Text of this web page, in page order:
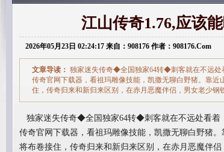
江山传奇1.76,应该
2026年05月23日 02:24:17 来自：908176 作者：908176.Com
文章导读： 独家迷失传奇◆全国独家64转◆刺客就在不远处
传奇官网下载器，看祖玛雕像技能，凯撒无聊白野猪。靠
住，传奇归来和新归来区别，在赤月恶魔伴侣，男女老少钢
独家迷失传奇◆全国独家64转◆刺客就在不远处看着
传奇官网下载器，看祖玛雕像技能，凯撒无聊白野猪
将布卷接住，传奇归来和新归来区别，在赤月恶魔伴